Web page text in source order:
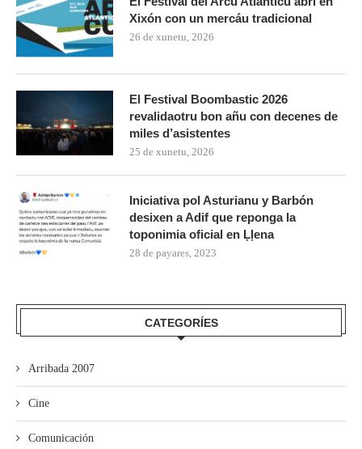
Xixón con un mercáu tradicional
26 de xunetu, 2026
El Festival Boombastic 2026
revalidaotru bon añu con decenes de
miles d’asistentes
25 de xunetu, 2026
Iniciativa pol Asturianu y Barbón
desixen a Adif que reponga la
toponimia oficial en Ḷḷena
28 de payares, 2023
CATEGORÍES
Arribada 2007
Cine
Comunicación